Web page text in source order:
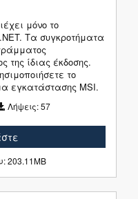
μόνο το
Τα συγκροτήματα
της ίδιας έκδοσης.
το
εγκατάστασης MSI.
Λήψεις:57
203.11MB